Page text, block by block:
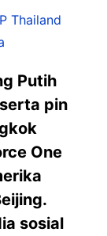
Thailand
Putih
pin
One
sosial